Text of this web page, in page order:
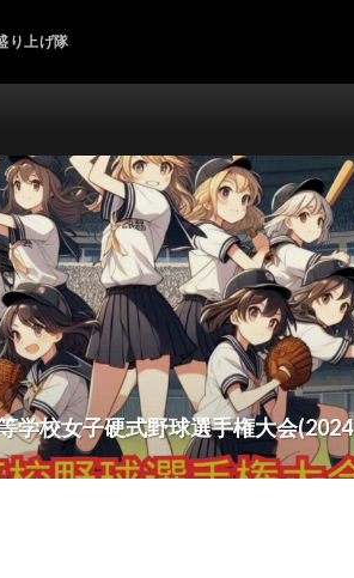
り上げ隊
学校女子硬式野球選手権大会(2024